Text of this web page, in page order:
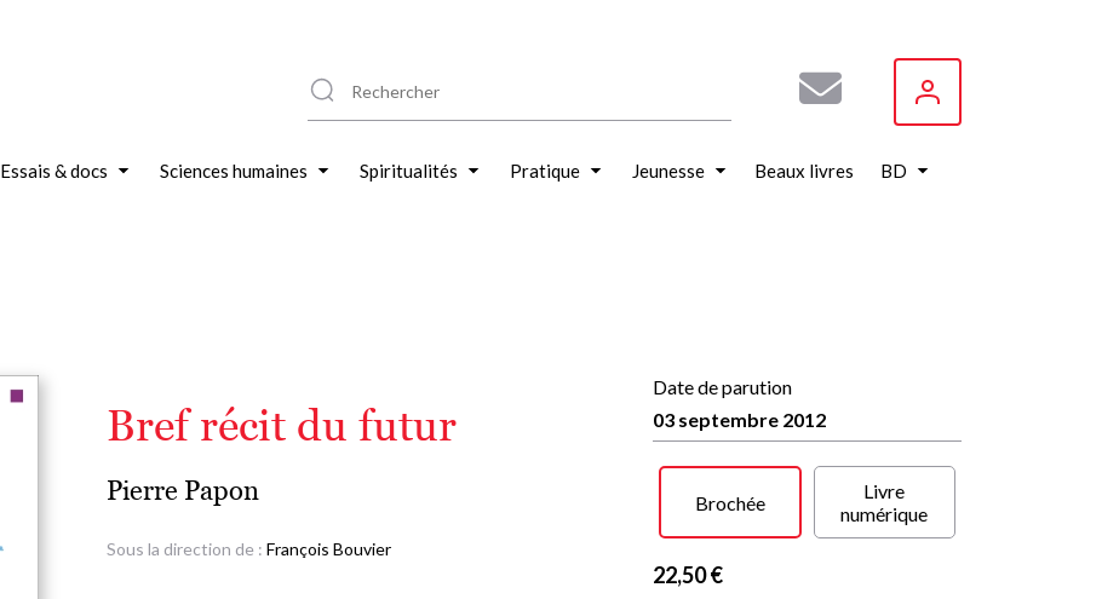
Essais & docs Sciences humaines Spiritualités Pratique Jeunesse Beaux livres BD
Bref récit du futur
Pierre Papon
Sous la direction de : François Bouvier
Date de parution
03 septembre 2012
Brochée
Livre
numérique
22,50 €